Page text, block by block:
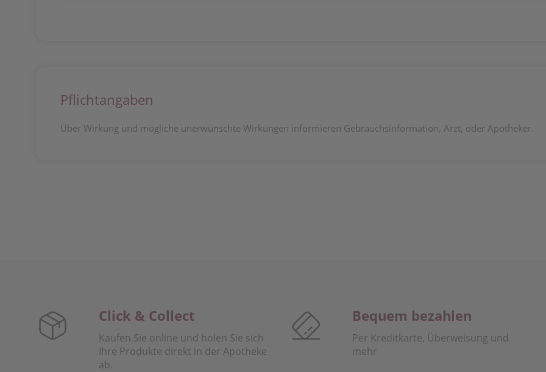
Pflichtangaben
Über Wirkung und mögliche unerwünschte Wirkungen informieren Gebrauchsinformation, Arzt, oder Apotheker.
Click & Collect
Kaufen Sie online und holen Sie sich
Ihre Produkte direkt in der Apotheke
ab.
Bequem bezahlen
Per Kreditkarte, Überweisung und
mehr